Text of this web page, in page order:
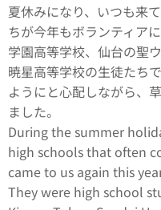
夏休みになり、いつも来
ちが今年もボランティア
学園高等学校、仙台の聖
暁星高等学校の生徒たち
ようにと心配しながら、
ました。
During the summer
high schools that often
came to us again this
They were high school